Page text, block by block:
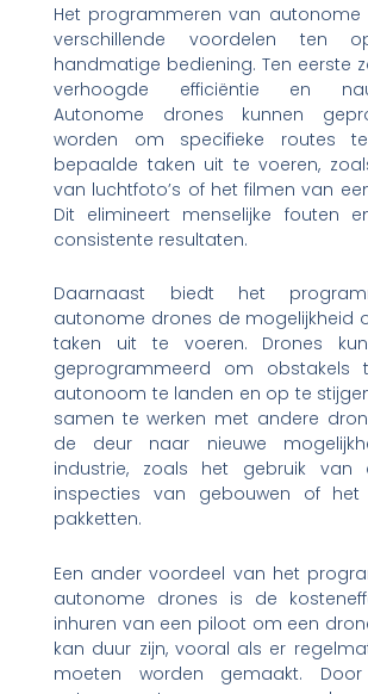
Het programmeren van autonome
verschillende voordelen ten
handmatige bediening. Ten eerste
verhoogde efficiëntie en
Autonome drones kunnen
worden om specifieke routes
bepaalde taken uit te voeren,
van luchtfoto’s of het filmen van
Dit elimineert menselijke fouten
consistente resultaten.
Daarnaast biedt het
autonome drones de mogelijkheid
taken uit te voeren. Drones
geprogrammeerd om obstakels
autonoom te landen en op te
samen te werken met andere
de deur naar nieuwe
industrie, zoals het gebruik van
inspecties van gebouwen of het
pakketten.
Een ander voordeel van het
autonome drones is de
inhuren van een piloot om een
kan duur zijn, vooral als er
moeten worden gemaakt.